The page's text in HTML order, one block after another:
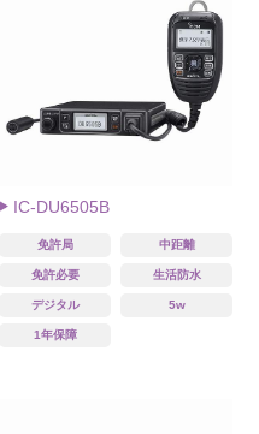
IC-DU6505B
免許局 中距離
免許必要 生活防水
デジタル 5w
1年保障